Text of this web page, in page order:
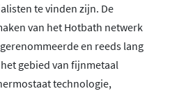
te vinden zijn. De
van het Hotbath netwerk
en reeds lang
gebied van fijnmetaal
technologie,